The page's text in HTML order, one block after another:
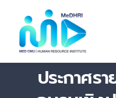
content
หน้าแรกประกาศร